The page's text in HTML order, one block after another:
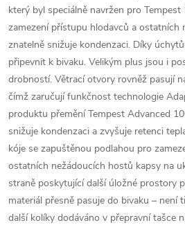
který byl speciálně navržen pro
zamezení přístupu hlodavců a ostatních
znatelně snižuje kondenzaci. Díky
připevnit k bivaku. Velikým plus jsou i
drobností. Větrací otvory rovněž pasují
čímž zaručují funkčnost technologie
produktu přemění Tempest Advanced
snižuje kondenzaci a zvyšuje retenci
kóje se zapuštěnou podlahou pro
ostatních nežádoucích hostů kapsy na
straně poskytující další úložné prostory
materiál přesně pasuje do bivaku – není
další kolíky dodáváno v přepravní tašce